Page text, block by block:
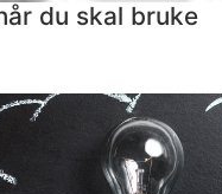
du skal bruke